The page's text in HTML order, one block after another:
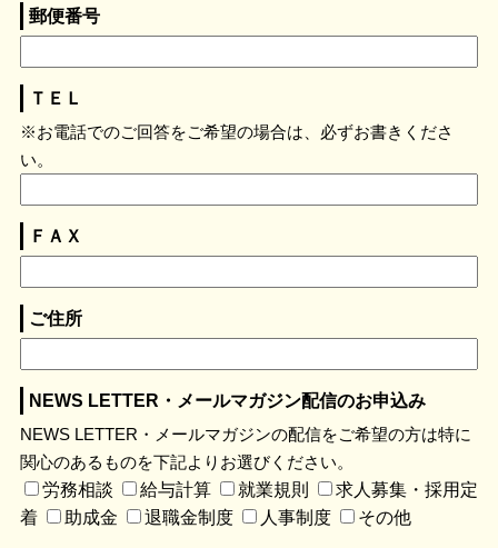
郵便番号
ＴＥＬ
※お電話でのご回答をご希望の場合は、必ずお書きくださ
い。
ＦＡＸ
ご住所
NEWS LETTER・メールマガジン配信のお申込み
NEWS LETTER・メールマガジンの配信をご希望の方は特に
関心のあるものを下記よりお選びください。
労務相談
給与計算 就業規則
求人募集・採用定
着
助成金 退職金制度 人事制度 その他